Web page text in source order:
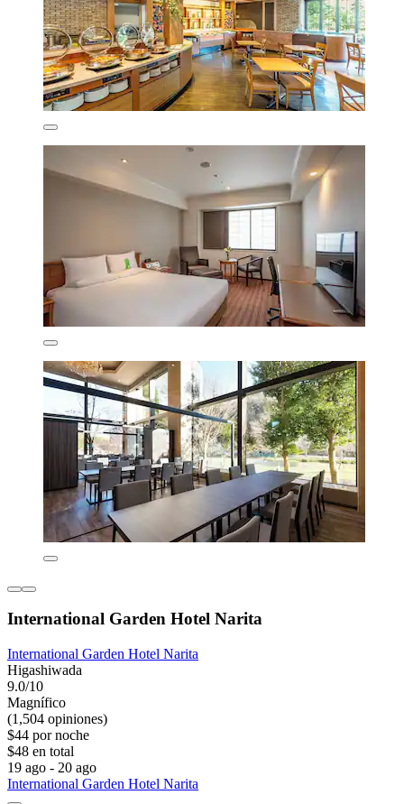
International Garden Hotel Narita
International Garden Hotel Narita
Higashiwada
9.0/10
Magnífico
(1,504 opiniones)
$44 por noche
$48 en total
19 ago - 20 ago
International Garden Hotel Narita